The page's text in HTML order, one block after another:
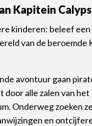
Kapitein
kinderen: beleef een
van de beroemde
avontuur gaan
door alle zalen van het
Onderweg zoeken
en